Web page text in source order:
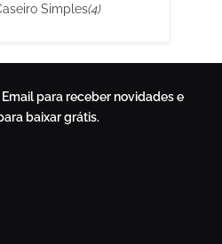
Simples(4)
para receber novidades e
baixar grátis.